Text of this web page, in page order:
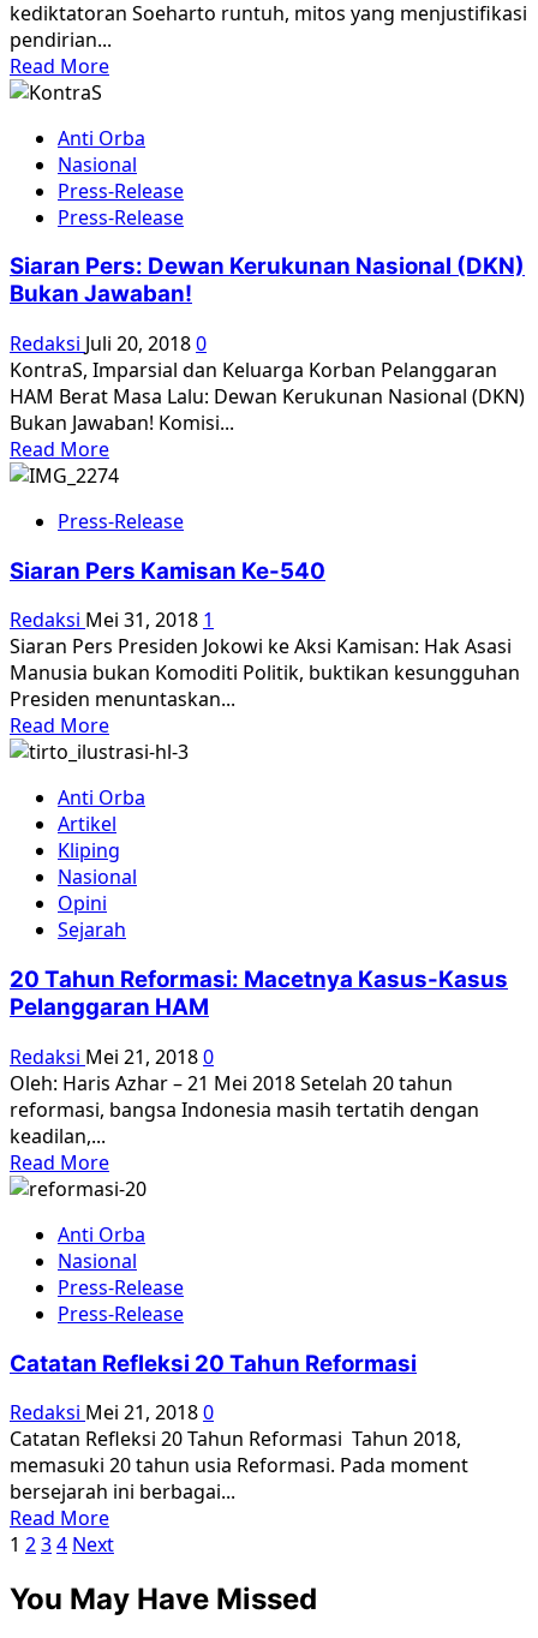
kediktatoran Soeharto runtuh, mitos yang menjustifikasi
pendirian...
Read MoreRead
G30S/Militer:
Bagaimana
Soeharto
Mendalangi
1965?
Anti Orba
Nasional
Press-Release
Press-Release
Siaran Pers: Dewan Kerukunan Nasional (DKN)
Bukan Jawaban!
Redaksi Juli 20, 20180
KontraS, Imparsial dan Keluarga Korban Pelanggaran
HAM Berat Masa Lalu: Dewan Kerukunan Nasional (DKN)
Bukan Jawaban! Komisi...
Read MoreRead
more
Siaran
Dewan
Kerukunan
Nasional
(DKN)
Bukan
Jawaban!
Press-Release
Siaran Pers Kamisan Ke-540
Redaksi Mei 31, 2018 1
Siaran Pers Presiden Jokowi ke Aksi Kamisan: Hak Asasi
Manusia bukan Komoditi Politik, buktikan kesungguhan
Presiden menuntaskan...
Read MoreRead
more
Siaran
Pers
Kamisan
Ke-
Anti Orba
Artikel
Kliping
Nasional
Opini
Sejarah
20 Tahun Reformasi: Macetnya Kasus-Kasus
Pelanggaran HAM
Redaksi Mei 21, 20180
Oleh: Haris Azhar – 21 Mei 2018 Setelah 20 tahun
reformasi, bangsa Indonesia masih tertatih dengan
keadilan,...
Read MoreRead
more
20
Tahun
Reformasi:
Macetnya
Kasus
Pelanggaran
HAM
Anti Orba
Nasional
Press-Release
Press-Release
Catatan Refleksi 20 Tahun Reformasi
Redaksi Mei 21, 20180
Catatan Refleksi 20 Tahun Reformasi Tahun 2018,
memasuki 20 tahun usia Reformasi. Pada moment
bersejarah ini berbagai...
Read MoreRead
more
Catatan
Refleksi
Paginasi
pos
1 234 Next
You May Have Missed